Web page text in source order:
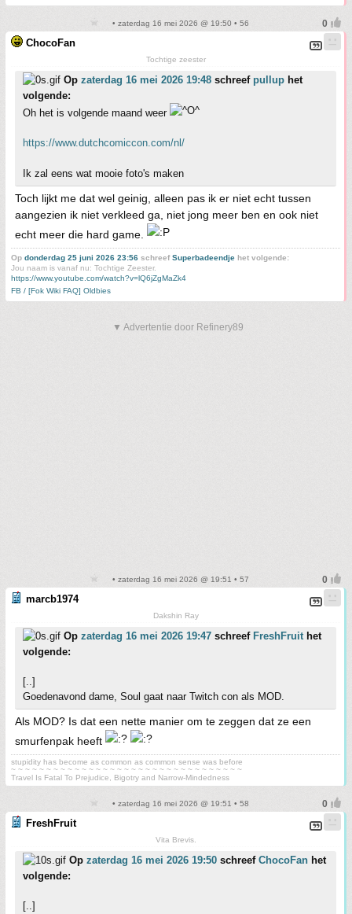
• zaterdag 16 mei 2026 @ 19:50 • 56
ChocoFan
Tochtige zeester
Op zaterdag 16 mei 2026 19:48 schreef pullup het
volgende:
Oh het is volgende maand weer
https://www.dutchcomiccon.com/nl/
Ik zal eens wat mooie foto's maken
Toch lijkt me dat wel geinig, alleen pas ik er niet echt tussen
aangezien ik niet verkleed ga, niet jong meer ben en ook niet
echt meer die hard game.
Op donderdag 25 juni 2026 23:56 schreefSuperbadeendje het volgende:
Jou naam is vanaf nu: Tochtige Zeester.
https://www.youtube.com/watch?v=lQ6jZgMaZk4
FB / [Fok Wiki FAQ] Oldbies
▼ Advertentie door Refinery89
• zaterdag 16 mei 2026 @ 19:51 • 57
marcb1974
Dakshin Ray
Op zaterdag 16 mei 2026 19:47 schreef FreshFruithet
volgende:
[..]
Goedenavond dame, Soul gaat naar Twitch con als MOD.
Als MOD? Is dat een nette manier om te zeggen dat ze een
smurfenpak heeft
stupidity has become as common as common sense was before
~ ~ ~ ~ ~ ~ ~ ~ ~ ~ ~ ~ ~ ~ ~ ~ ~ ~ ~ ~ ~ ~ ~ ~ ~ ~ ~ ~ ~ ~ ~ ~ ~
Travel Is Fatal To Prejudice, Bigotry and Narrow-Mindedness
• zaterdag 16 mei 2026 @ 19:51 • 58
FreshFruit
Vita Brevis.
Op zaterdag 16 mei 2026 19:50 schreef ChocoFan het
volgende:
[..]